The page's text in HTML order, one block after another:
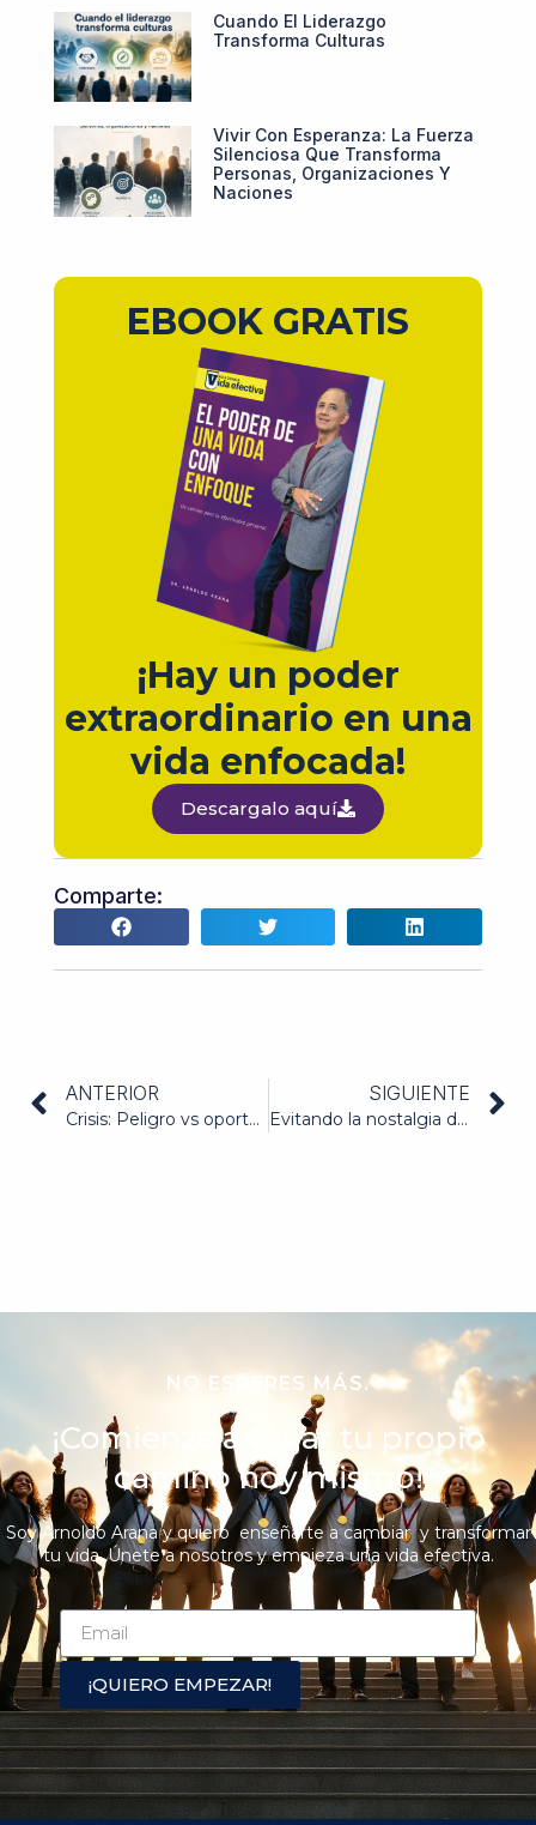
Cuando El Liderazgo
Transforma Culturas
Vivir Con Esperanza: La Fuerza
Silenciosa Que Transforma
Personas, Organizaciones Y
Naciones
EBOOK GRATIS
¡Hay un poder
extraordinario en una
vida enfocada!
Descargalo aquí
Comparte:
ANTERIOR
Crisis: Peligro vs oportunidad
SIGUIENTE
Evitando la nostalgia de los tiempos pasados y las constantes fijas
NO ESPERES MÁS.
¡Comienza a forjar tu propio
camino hoy mismo!
Soy Arnoldo Arana y quiero enseñarte a cambiar y transformar
tu vida. Únete a nosotros y empieza una vida efectiva.
¡QUIERO EMPEZAR!